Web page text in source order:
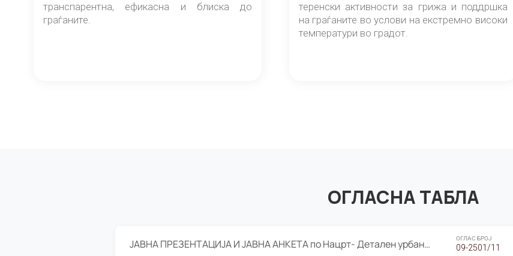
транспарентна, ефикасна и блиска до
граѓаните.
теренски активности за грижа и поддршка
на граѓаните во услови на екстремно високи
температури во градот.
ОГЛАСНА ТАБЛА
ЈАВНА ПРЕЗЕНТАЦИЈА И ЈАВНА АНКЕТА по Нацрт- Детален урбанистички план Градска четврт Ј 05- Барутана, Општина Центар- Скопје, плански период 2025-2030 ОГЛАС БРОЈ
09-2501/11